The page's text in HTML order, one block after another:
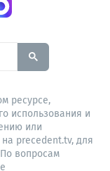
enter a
ресурсе,
использования и
или
precedent.tv, для
вопросам